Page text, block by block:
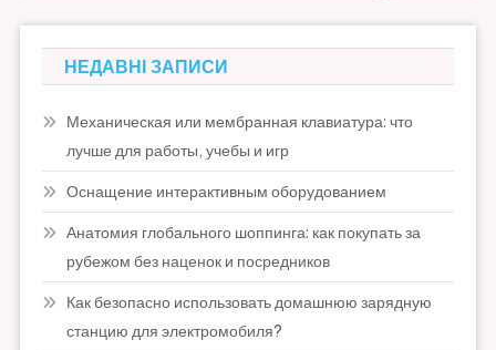
НЕДАВНІ ЗАПИСИ
Механическая или мембранная клавиатура: что
лучше для работы, учебы и игр
Оснащение интерактивным оборудованием
Анатомия глобального шоппинга: как покупать за
рубежом без наценок и посредников
Как безопасно использовать домашнюю зарядную
станцию для электромобиля?